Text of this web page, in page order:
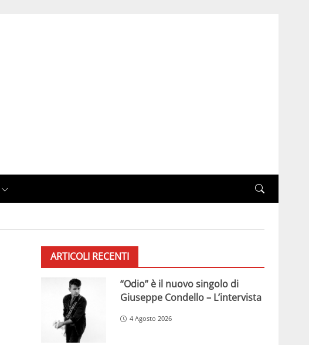
ARTICOLI RECENTI
“Odio” è il nuovo singolo di
Giuseppe Condello – L’intervista
4 Agosto 2026